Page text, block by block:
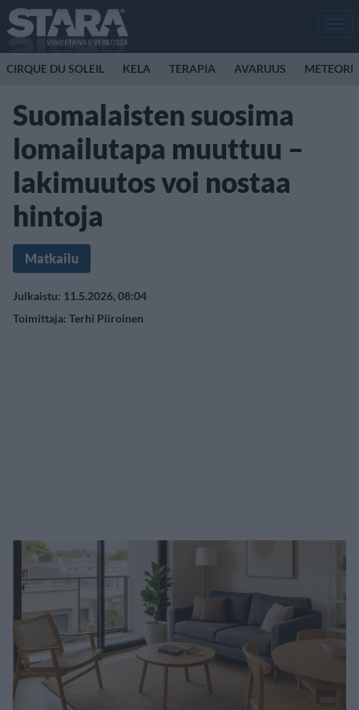
CIRQUE DU SOLEIL KELA TERAPIA AVARUUS METEORI
Suomalaisten suosima
lomailutapa muuttuu –
lakimuutos voi nostaa
hintoja
Matkailu
Julkaistu: 11.5.2026, 08:04
Toimittaja: Terhi Piiroinen